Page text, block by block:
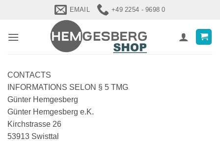
EMAIL +49 2254 - 9698 0
CONTACTS
INFORMATIONS SELON § 5 TMG
Günter Hemgesberg
Günter Hemgesberg e.K.
Kirchstrasse 26
53913 Swisttal